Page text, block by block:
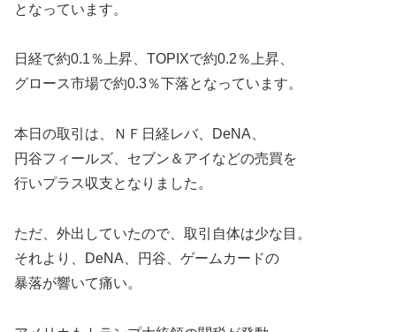
となっています。
日経で約0.1％上昇、TOPIXで約0.2％上昇、
グロース市場で約0.3％下落となっています。
本日の取引は、ＮＦ日経レバ、DeNA、
円谷フィールズ、セブン＆アイなどの売買を
行いプラス収支となりました。
ただ、外出していたので、取引自体は少な目。
それより、DeNA、円谷、ゲームカードの
暴落が響いて痛い。